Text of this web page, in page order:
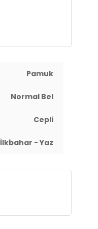
Pamuk
Normal Bel
Cepli
İlkbahar - Yaz